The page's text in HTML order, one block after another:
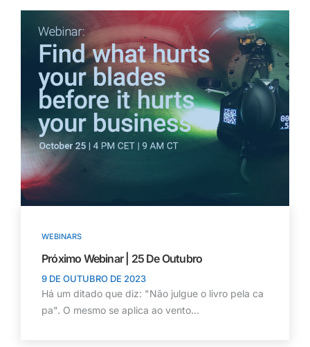
WEBINARS
Próximo Webinar | 25 De Outubro
9 DE OUTUBRO DE 2023
Há um ditado que diz: "Não julgue o livro pela ca
pa". O mesmo se aplica ao vento...